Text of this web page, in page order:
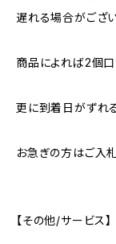
遅れる場合がござい
商品によれば2個口
更に到着日がずれ
お急ぎの方はご入
【その他/サービス】